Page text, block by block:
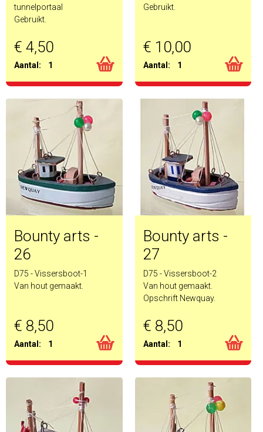
tunnelportaal
Gebruikt.
€ 4,50
Aantal: 1
Gebruikt.
€ 10,00
Aantal: 1
Bounty arts -
26
D75 - Vissersboot-1
Van hout gemaakt.
€ 8,50
Aantal: 1
Bounty arts -
27
D75 - Vissersboot-2
Van hout gemaakt.
Opschrift Newquay.
€ 8,50
Aantal: 1